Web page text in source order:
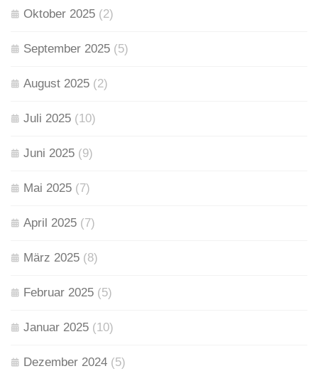
Oktober 2025 (2)
September 2025 (5)
August 2025 (2)
Juli 2025 (10)
Juni 2025 (9)
Mai 2025 (7)
April 2025 (7)
März 2025 (8)
Februar 2025 (5)
Januar 2025 (10)
Dezember 2024 (5)